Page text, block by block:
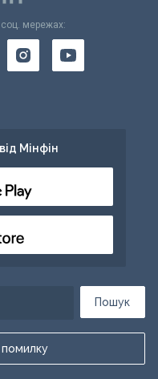
Пошук
мережах:
Мінфін